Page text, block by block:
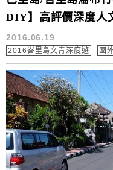
DIY】高評價深度人
2016.06.19
2016峇里島文青深度遊 國